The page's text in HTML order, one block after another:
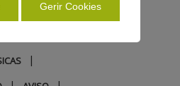
|
Gerir Cookies